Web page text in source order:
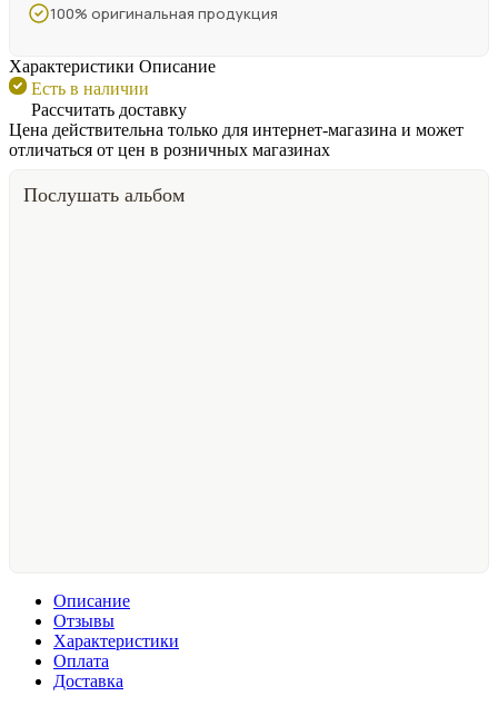
100% оригинальная продукция
Характеристики Описание
Есть в наличии
Рассчитать доставку
Цена действительна только для интернет-магазина и может
отличаться от цен в розничных магазинах
Послушать альбом
Описание
Отзывы
Характеристики
Оплата
Доставка